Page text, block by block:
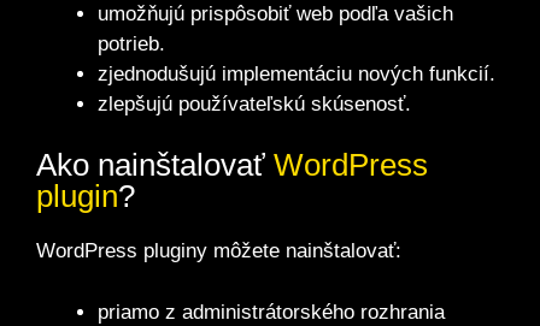
umožňujú prispôsobiť web podľa vašich
potrieb.
zjednodušujú implementáciu nových funkcií.
zlepšujú používateľskú skúsenosť.
Ako nainštalovať WordPress
plugin?
WordPress pluginy môžete nainštalovať:
priamo z administrátorského rozhrania